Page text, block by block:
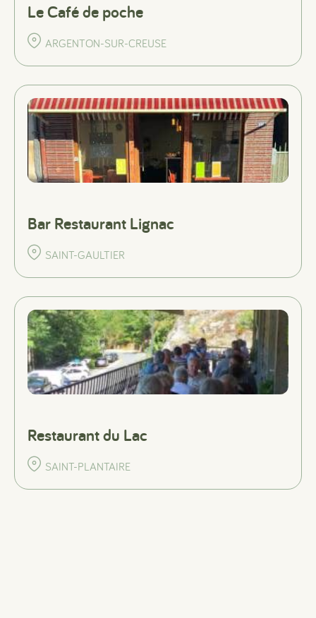
Le Café de poche
ARGENTON-SUR-CREUSE
Bar Restaurant Lignac
SAINT-GAULTIER
Restaurant du Lac
SAINT-PLANTAIRE